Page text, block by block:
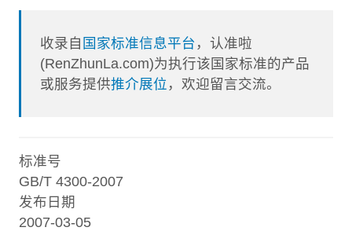
收录自 国家标准信息平台 ，认准啦
(RenZhunLa.com)为执行该国家标准的产品
或服务提供推介展位 ，欢迎留言交流。
标准号
GB/T 4300-2007
发布日期
2007-03-05